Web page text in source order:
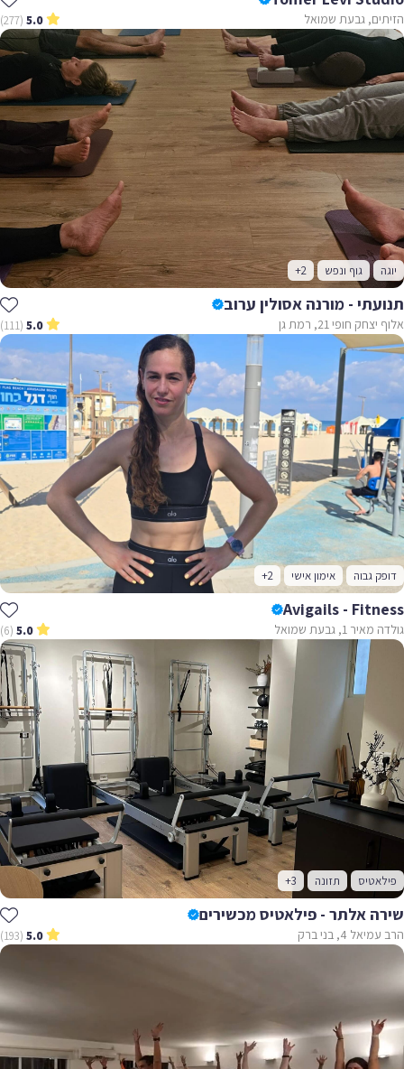
הזיתים, גבעת שמואל 5.0
(277)
יוגה גוף ונפש +2
תנועתי - מורנה אסולין ערוב
אלוף יצחק חופי 21, רמת גן 5.0
(111)
דופק גבוה אימון אישי +2
Avigails - Fitness
גולדה מאיר 1, גבעת שמואל 5.0
(6)
פילאטיס תזונה +3
שירה אלתר - פילאטיס מכשירים
הרב עמיאל 4, בני ברק 5.0
(193)